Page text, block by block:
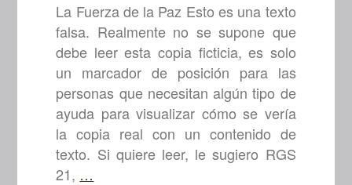
La Fuerza de la Paz Esto es una texto
falsa. Realmente no se supone que
debe leer esta copia ficticia, es solo
un marcador de posición para las
personas que necesitan algún tipo de
ayuda para visualizar cómo se vería
la copia real con un contenido de
texto. Si quiere leer, le sugiero RGS
21, …